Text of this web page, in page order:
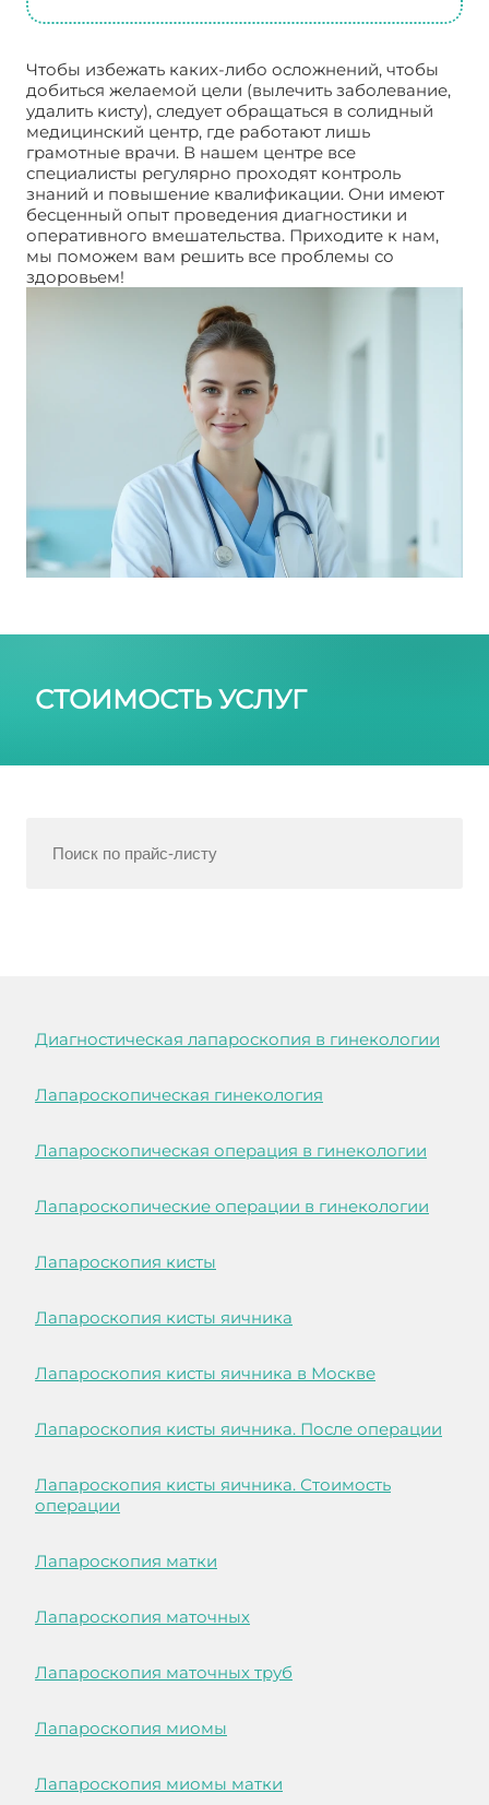
Чтобы избежать каких-либо осложнений, чтобы
добиться желаемой цели (вылечить заболевание,
удалить кисту), следует обращаться в солидный
медицинский центр, где работают лишь
грамотные врачи. В нашем центре все
специалисты регулярно проходят контроль
знаний и повышение квалификации. Они имеют
бесценный опыт проведения диагностики и
оперативного вмешательства. Приходите к нам,
мы поможем вам решить все проблемы со
здоровьем!
СТОИМОСТЬ УСЛУГ
Диагностическая лапароскопия в гинекологии
Лапароскопическая гинекология
Лапароскопическая операция в гинекологии
Лапароскопические операции в гинекологии
Лапароскопия кисты
Лапароскопия кисты яичника
Лапароскопия кисты яичника в Москве
Лапароскопия кисты яичника. После операции
Лапароскопия кисты яичника. Стоимость
операции
Лапароскопия матки
Лапароскопия маточных
Лапароскопия маточных труб
Лапароскопия миомы
Лапароскопия миомы матки